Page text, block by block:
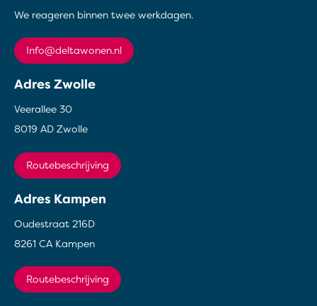
We reageren binnen twee werkdagen.
info@deltawonen.nl
Adres Zwolle
Veerallee 30
8019 AD Zwolle
Routebeschrijving
Adres Kampen
Oudestraat 216D
8261 CA Kampen
Routebeschrijving